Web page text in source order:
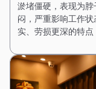
淤堵僵硬，表现为
闷，严重影响工作
实、劳损更深的特